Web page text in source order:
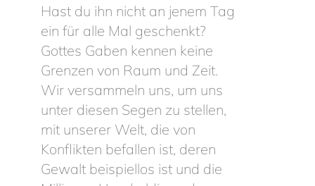
Hast du ihn nicht an jenem Tag
ein für alle Mal geschenkt?
Gottes Gaben kennen keine
Grenzen von Raum und Zeit.
Wir versammeln uns, um uns
unter diesen Segen zu stellen,
mit unserer Welt, die von
Konflikten befallen ist, deren
Gewalt beispiellos ist und die